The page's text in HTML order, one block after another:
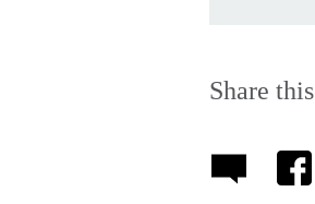
Share this